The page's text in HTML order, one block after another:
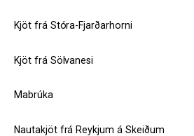
Kjöt frá Stóra-Fjarðarhorni
Kjöt frá Sölvanesi
Mabrúka
Nautakjöt frá Reykjum á Skeiðum